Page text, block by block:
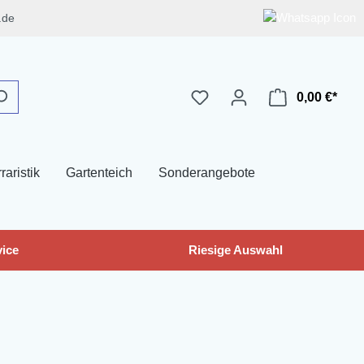
0,00 €*
Gartenteich Sonderangebote
Riesige Auswahl